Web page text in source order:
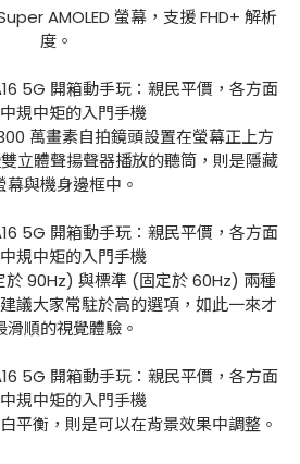
AMOLED 螢幕，支援 FHD+ 解析
度。
萬畫素自拍鏡頭設置在螢幕正上方
立體聲揚聲器播放的聽筒，則是隱藏
幕與機身邊框中。
90Hz) 與標準 (固定於 60Hz) 兩種
議大家常駐於高的選項，如此一來才
滑順的視覺體驗。
平衡，則是可以在背景效果中調整。